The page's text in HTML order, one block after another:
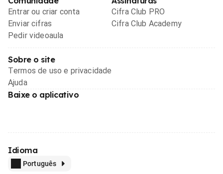
Entrar ou criar conta
Enviar cifras
Pedir videoaula
Cifra Club PRO
Cifra Club Academy
Sobre o site
Termos de uso e privacidade
Ajuda
Baixe o aplicativo
Idioma
Português